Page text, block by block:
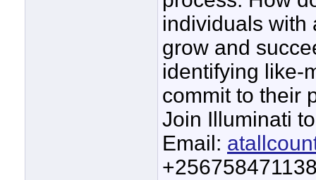
individuals with
grow and
identifying like-
commit to their
Join Illuminati
Email: